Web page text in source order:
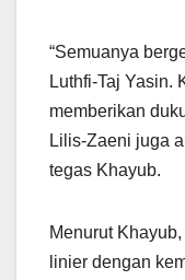
“Semuanya
Luthfi-Taj Yasin.
memberikan
Lilis-Zaeni juga
tegas Khayub.
Menurut
linier dengan